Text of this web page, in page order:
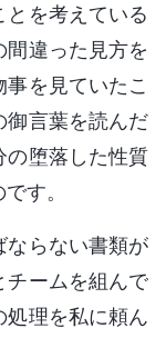
を考えている
違った見方を
を見ていたこ
御言葉を読んだ
の堕落した性質
す。
ならない書類が
チームを組んで
処理を私に頼ん